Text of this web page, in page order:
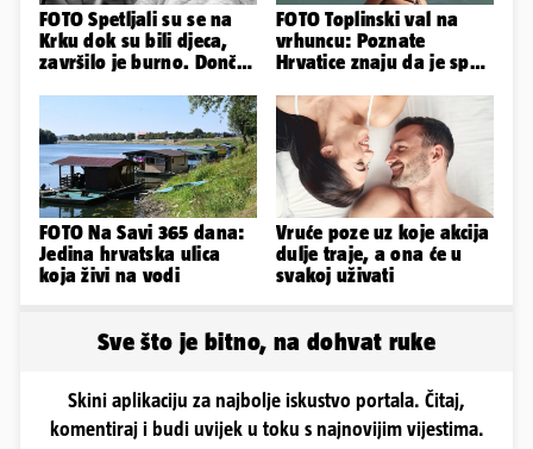
FOTO Spetljali su se na
Krku dok su bili djeca,
završilo je burno. Dončić
FOTO Toplinski val na
vrhuncu: Poznate
Hrvatice znaju da je spas
FOTO Na Savi 365 dana:
Jedina hrvatska ulica
koja živi na vodi
Vruće poze uz koje akcija
dulje traje, a ona će u
svakoj uživati
Sve što je bitno, na dohvat ruke
Skini aplikaciju za najbolje iskustvo portala. Čitaj,
komentiraj i budi uvijek u toku s najnovijim vijestima.